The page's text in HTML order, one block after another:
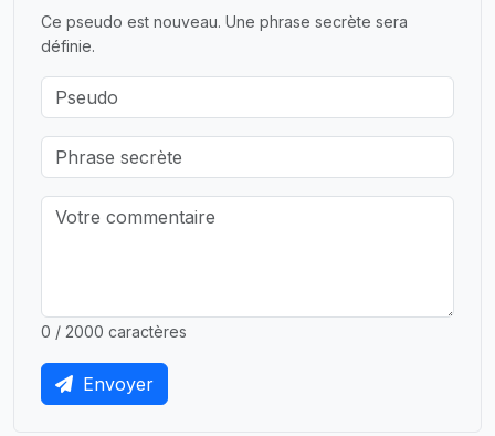
Ce pseudo est nouveau. Une phrase secrète sera
définie.
0 / 2000 caractères
Envoyer